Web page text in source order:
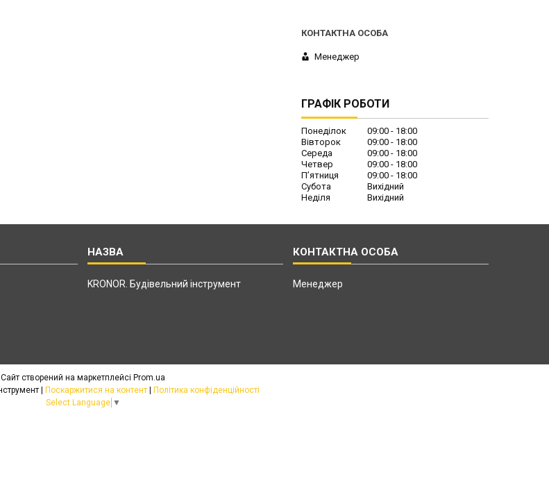
Менеджер
ГРАФІК РОБОТИ
Понеділок 09:00
18:00
Вівторок
09:00
18:00
Середа
09:00
18:00
Четвер
09:00
18:00
Пʼятниця
09:00
18:00
Субота
Вихідний
Неділя
Вихідний
KRONOR. Будівельний інструмент Менеджер
Сайт створений на маркетплейсі Prom.ua
KRONOR. Будівельний інструмент | Поскаржитися на контент | Політика конфіденційності
Select Language ▼